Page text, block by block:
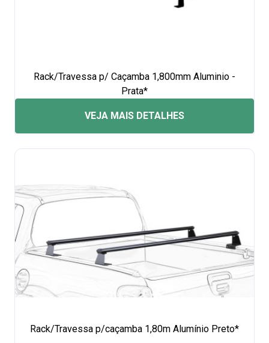
Rack/Travessa p/ Caçamba 1,800mm Aluminio -
Prata*
VEJA MAIS DETALHES
Rack/Travessa p/caçamba 1,80m Alumínio Preto*